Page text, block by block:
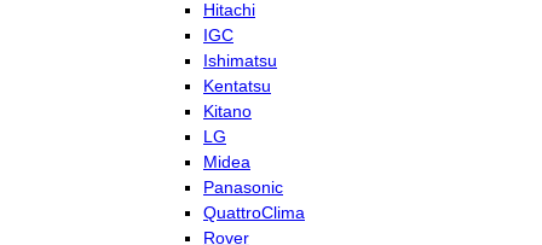
Hitachi
IGC
Ishimatsu
Kentatsu
Kitano
LG
Midea
Panasonic
QuattroClima
Rover